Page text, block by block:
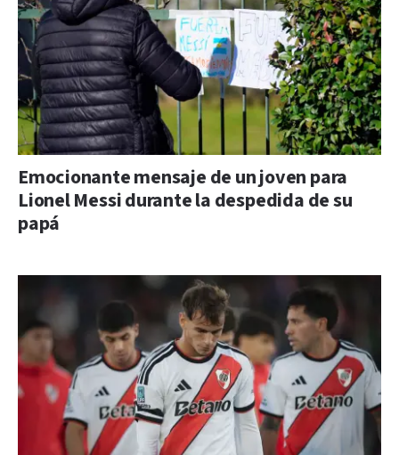
Emocionante mensaje de un joven para
Lionel Messi durante la despedida de su
papá